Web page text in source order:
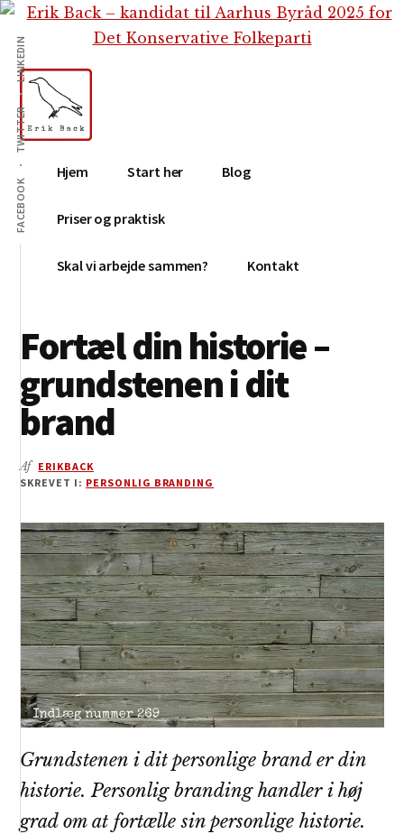
Skip
indhold
Gå
primær
sidebar
Skip
footer
Additional
menu
FACEBOOK
TWITTER
LINKEDIN
Erik
Back
Tekstforfatter,
content
creation,
blog,
medier
Hjem Start her Blog
Priser og praktisk
Skal vi arbejde sammen? Kontakt
Fortæl din historie –
grundstenen i dit
brand
Af ERIKBACK
SKREVET I: PERSONLIG BRANDING
Grundstenen i dit personlige brand er din
historie. Personlig branding handler i høj
grad om at fortælle sin personlige historie.